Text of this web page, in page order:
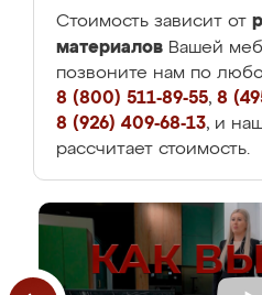
Стоимость зависит от
материалов Вашей
позвоните нам по
8 (800) 511-89-55, 8
8 (926) 409-68-13, и
рассчитает стоимость.